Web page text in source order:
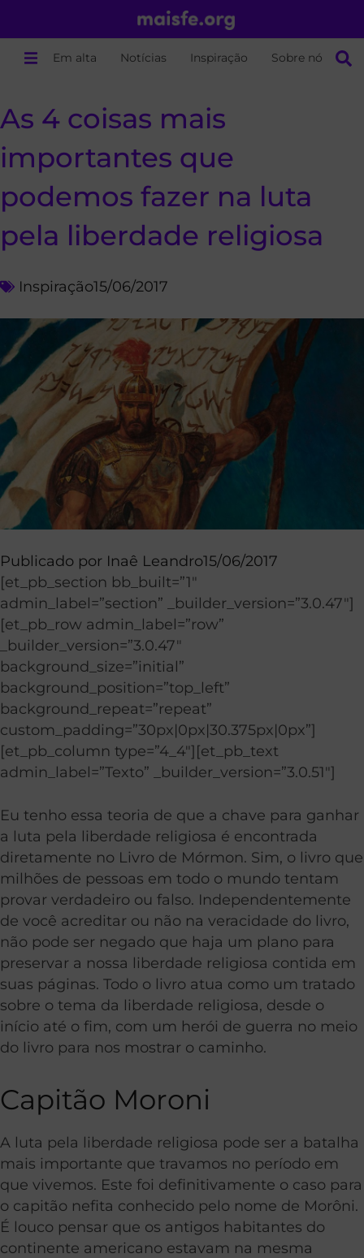
Em alta Notícias Inspiração Sobre nós
As 4 coisas mais
importantes que
podemos fazer na luta
pela liberdade religiosa
Inspiração15/06/2017
Publicado por Inaê Leandro15/06/2017
[et_pb_section bb_built=”1″
admin_label=”section” _builder_version=”3.0.47″]
[et_pb_row admin_label=”row”
_builder_version=”3.0.47″
background_size=”initial”
background_position=”top_left”
background_repeat=”repeat”
custom_padding=”30px|0px|30.375px|0px”]
[et_pb_column type=”4_4″][et_pb_text
admin_label=”Texto” _builder_version=”3.0.51″]
Eu tenho essa teoria de que a chave para ganhar
a luta pela liberdade religiosa é encontrada
diretamente no Livro de Mórmon. Sim, o livro que
milhões de pessoas em todo o mundo tentam
provar verdadeiro ou falso. Independentemente
de você acreditar ou não na veracidade do livro,
não pode ser negado que haja um plano para
preservar a nossa liberdade religiosa contida em
suas páginas. Todo o livro atua como um tratado
sobre o tema da liberdade religiosa, desde o
início até o fim, com um herói de guerra no meio
do livro para nos mostrar o caminho.
Capitão Moroni
A luta pela liberdade religiosa pode ser a batalha
mais importante que travamos no período em
que vivemos. Este foi definitivamente o caso para
o capitão nefita conhecido pelo nome de Morôni.
É louco pensar que os antigos habitantes do
continente americano estavam na mesma